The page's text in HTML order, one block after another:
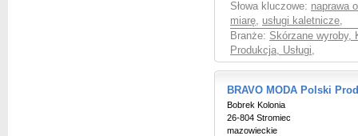
Słowa kluczowe: naprawa
miarę, usługi kaletnicze,
Branże: Skórzane wyroby,
Produkcja, Usługi,
BRAVO MODA Polski
Bobrek Kolonia
26-804 Stromiec
mazowieckie